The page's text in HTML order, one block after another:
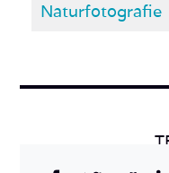
Naturfotografie